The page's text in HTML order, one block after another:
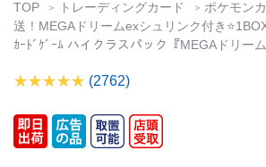
TOP トレーディングカード ポケモン
送！MEGAドリームexシュリンク付き
ｶｰﾄﾞｹﾞｰﾑ ハイクラスパック『MEGAドリー
(2762)